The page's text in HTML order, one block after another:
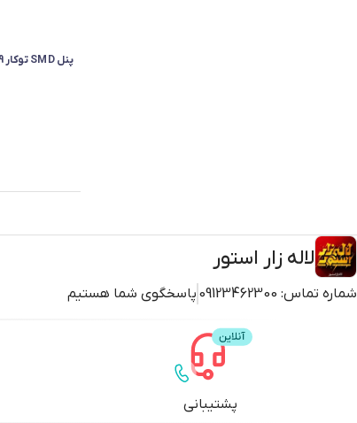
پنل SMD توکار 9 وات آپلاست شیله
لاله زار استور
شماره تماس: 09123462300 پاسخگوی شما هستیم
پشتیبانی